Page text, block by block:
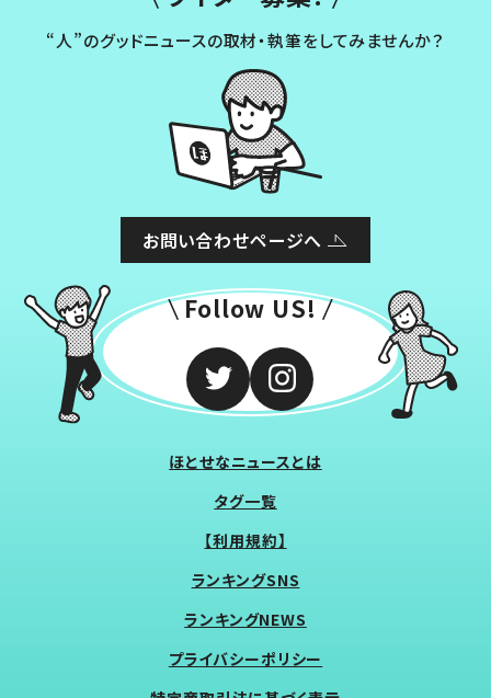
“人”のグッドニュースの取材・執筆をしてみませんか？
お問い合わせページへ
Follow US!
ほとせなニュースとは
タグ一覧
【利用規約】
ランキングSNS
ランキングNEWS
プライバシーポリシー